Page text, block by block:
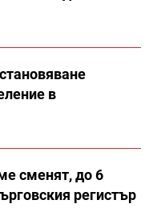
в
сменят, до 6
регистър